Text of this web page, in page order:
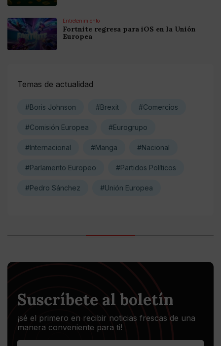
Entretenimiento
Fortnite regresa para iOS en la Unión
Europea
Temas de actualidad
#Boris Johnson #Brexit #Comercios
#Comisión Europea #Eurogrupo
#Internacional #Manga #Nacional
#Parlamento Europeo #Partidos Políticos
#Pedro Sánchez #Unión Europea
Suscríbete al boletín
¡sé el primero en recibir noticias frescas de una
manera conveniente para ti!